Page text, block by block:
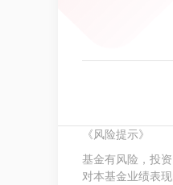
《风险提示》
基金有风险，投
对本基金业绩表